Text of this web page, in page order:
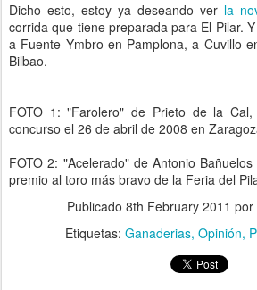
Dicho esto, estoy ya deseando ver la
corrida que tiene preparada para El Pilar.
a Fuente Ymbro en Pamplona, a Cuvillo
Bilbao.
FOTO 1: "Farolero" de Prieto de la
concurso el 26 de abril de 2008 en
FOTO 2: "Acelerado" de Antonio
premio al toro más bravo de la Feria del
Publicado 8th February 2011 por
Etiquetas: Ganaderias Opinión